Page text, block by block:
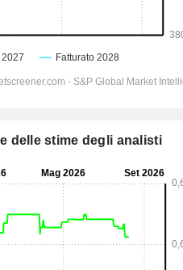
delle stime degli analisti